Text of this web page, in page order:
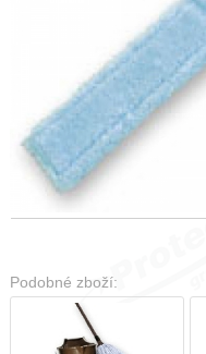
Podobné zboží: